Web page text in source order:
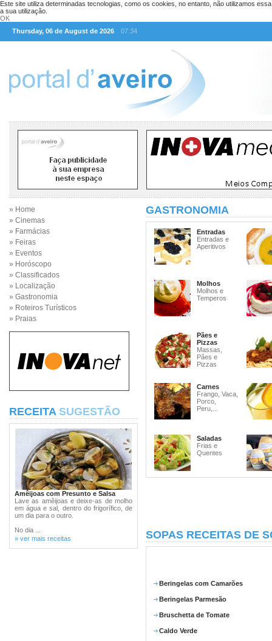
Este site utiliza determinadas tecnologias, como os cookies, no entanto, não utilizamos
a sua utilização.
OK
Thursday, 06 de August de 2026
07:34
» Home
» Cinemas
» Farmácias
» Feiras
» Eventos
» Horóscopo
» Classificados
» Localização
» Gastronomia
» Roteiros Turísticos
» Praias
RECEITA SUGESTÃO
Amêijoas com Presunto e Salsa
Lave as amêijoas e deixe-as de molho
em água e sal, dentro do frigorífico, de
um dia para o outro.
No dia ...
» ver mais receitas
GASTRONOMIA
Entradas
Entradas e
Aperitivos
Molhos
Molhos e
Temperos
Pães e
Pizzas
Massas,
Pães e
Pizzas
Carnes
Frango, Vaca,
Porco,
Peru,...
Saladas
Frias e
Quentes
SOPAS RECEITAS DE
Beringelas com Camarões
Beringelas Parmesão
Bruschetta de Tomate
Caldo Verde